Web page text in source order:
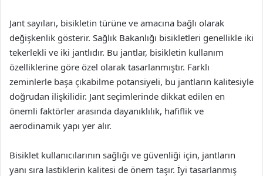
Jant sayıları, bisikletin türüne ve amacına bağlı olarak
değişkenlik gösterir. Sağlık Bakanlığı bisikletleri genellikle iki
tekerlekli ve iki jantlıdır. Bu jantlar, bisikletin kullanım
özelliklerine göre özel olarak tasarlanmıştır. Farklı
zeminlerle başa çıkabilme potansiyeli, bu jantların kalitesiyle
doğrudan ilişkilidir. Jant seçimlerinde dikkat edilen en
önemli faktörler arasında dayanıklılık, hafiflik ve
aerodinamik yapı yer alır.
Bisiklet kullanıcılarının sağlığı ve güvenliği için, jantların
yanı sıra lastiklerin kalitesi de önem taşır. İyi tasarlanmış